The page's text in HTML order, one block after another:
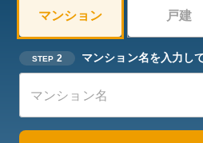
マンション 戸建
STEP 2 マンション名を入力し